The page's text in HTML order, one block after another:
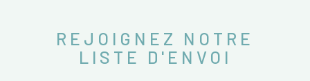
REJOIGNEZ NOTRE
LISTE D'ENVOI